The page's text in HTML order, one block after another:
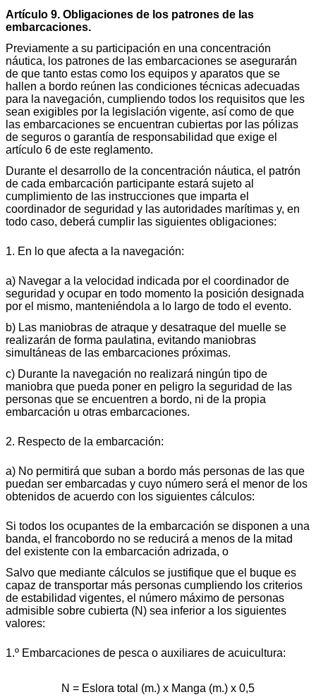
Artículo 9. Obligaciones de los patrones de las
embarcaciones.
Previamente a su participación en una concentración
náutica, los patrones de las embarcaciones se asegurarán
de que tanto estas como los equipos y aparatos que se
hallen a bordo reúnen las condiciones técnicas adecuadas
para la navegación, cumpliendo todos los requisitos que les
sean exigibles por la legislación vigente, así como de que
las embarcaciones se encuentran cubiertas por las pólizas
de seguros o garantía de responsabilidad que exige el
artículo 6 de este reglamento.
Durante el desarrollo de la concentración náutica, el patrón
de cada embarcación participante estará sujeto al
cumplimiento de las instrucciones que imparta el
coordinador de seguridad y las autoridades marítimas y, en
todo caso, deberá cumplir las siguientes obligaciones:
1. En lo que afecta a la navegación:
a) Navegar a la velocidad indicada por el coordinador de
seguridad y ocupar en todo momento la posición designada
por el mismo, manteniéndola a lo largo de todo el evento.
b) Las maniobras de atraque y desatraque del muelle se
realizarán de forma paulatina, evitando maniobras
simultáneas de las embarcaciones próximas.
c) Durante la navegación no realizará ningún tipo de
maniobra que pueda poner en peligro la seguridad de las
personas que se encuentren a bordo, ni de la propia
embarcación u otras embarcaciones.
2. Respecto de la embarcación:
a) No permitirá que suban a bordo más personas de las que
puedan ser embarcadas y cuyo número será el menor de los
obtenidos de acuerdo con los siguientes cálculos:
Si todos los ocupantes de la embarcación se disponen a una
banda, el francobordo no se reducirá a menos de la mitad
del existente con la embarcación adrizada, o
Salvo que mediante cálculos se justifique que el buque es
capaz de transportar más personas cumpliendo los criterios
de estabilidad vigentes, el número máximo de personas
admisible sobre cubierta (N) sea inferior a los siguientes
valores:
1.º Embarcaciones de pesca o auxiliares de acuicultura:
N = Eslora total (m.) x Manga (m.) x 0,5